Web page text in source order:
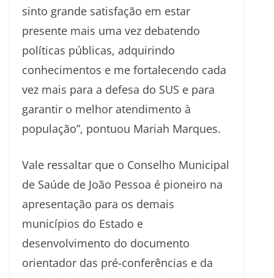
sinto grande satisfação em estar
presente mais uma vez debatendo
políticas públicas, adquirindo
conhecimentos e me fortalecendo cada
vez mais para a defesa do SUS e para
garantir o melhor atendimento à
população”, pontuou Mariah Marques.
Vale ressaltar que o Conselho Municipal
de Saúde de João Pessoa é pioneiro na
apresentação para os demais
municípios do Estado e
desenvolvimento do documento
orientador das pré-conferências e da